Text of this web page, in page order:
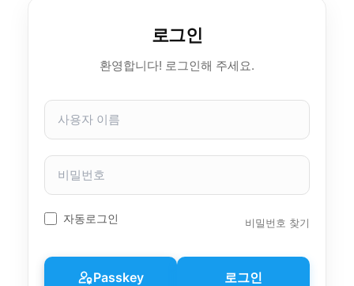
로그인
환영합니다! 로그인해 주세요.
사
자
이
비
번
호
자동로그인 비밀번호 찾기
Passkey 로그인